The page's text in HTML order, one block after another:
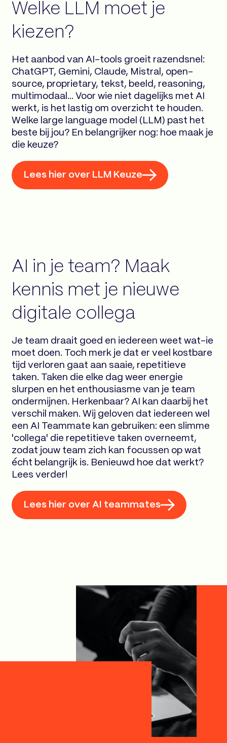
Welke LLM moet je
kiezen?
Het aanbod van AI-tools groeit razendsnel:
ChatGPT, Gemini, Claude, Mistral, open-
source, proprietary, tekst, beeld, reasoning,
multimodaal… Voor wie niet dagelijks met AI
werkt, is het lastig om overzicht te houden.
Welke large language model (LLM) past het
beste bij jou? En belangrijker nog: hoe maak je
die keuze?
Lees hier over LLM Keuze
AI in je team? Maak
kennis met je nieuwe
digitale collega
Je team draait goed en iedereen weet wat-ie
moet doen. Toch merk je dat er veel kostbare
tijd verloren gaat aan saaie, repetitieve
taken. Taken die elke dag weer energie
slurpen en het enthousiasme van je team
ondermijnen. Herkenbaar? AI kan daarbij het
verschil maken. Wij geloven dat iedereen wel
een AI Teammate kan gebruiken: een slimme
'collega' die repetitieve taken overneemt,
zodat jouw team zich kan focussen op wat
écht belangrijk is. Benieuwd hoe dat werkt?
Lees verder!
Lees hier over AI teammates